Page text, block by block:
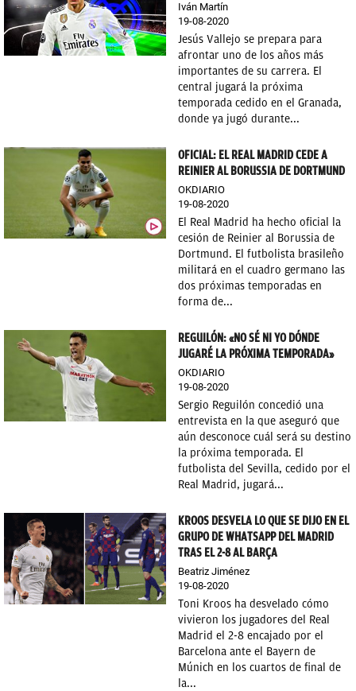
Iván Martín
19-08-2020
Jesús Vallejo se prepara para
afrontar uno de los años más
importantes de su carrera. El
central jugará la próxima
temporada cedido en el Granada,
donde ya jugó durante...
OFICIAL: EL REAL MADRID CEDE A
REINIER AL BORUSSIA DE DORTMUND
OKDIARIO
19-08-2020
El Real Madrid ha hecho oficial la
cesión de Reinier al Borussia de
Dortmund. El futbolista brasileño
militará en el cuadro germano las
dos próximas temporadas en
forma de...
REGUILÓN: «NO SÉ NI YO DÓNDE
JUGARÉ LA PRÓXIMA TEMPORADA»
OKDIARIO
19-08-2020
Sergio Reguilón concedió una
entrevista en la que aseguró que
aún desconoce cuál será su destino
la próxima temporada. El
futbolista del Sevilla, cedido por el
Real Madrid, jugará...
KROOS DESVELA LO QUE SE DIJO EN EL
GRUPO DE WHATSAPP DEL MADRID
TRAS EL 2-8 AL BARÇA
Beatriz Jiménez
19-08-2020
Toni Kroos ha desvelado cómo
vivieron los jugadores del Real
Madrid el 2-8 encajado por el
Barcelona ante el Bayern de
Múnich en los cuartos de final de
la...